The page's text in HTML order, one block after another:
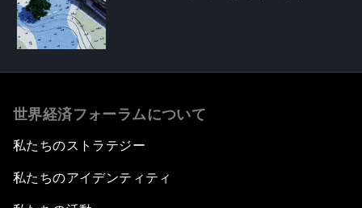
世界経済フォーラムについて
私たちのストラテジー
私たちのアイデンティティ